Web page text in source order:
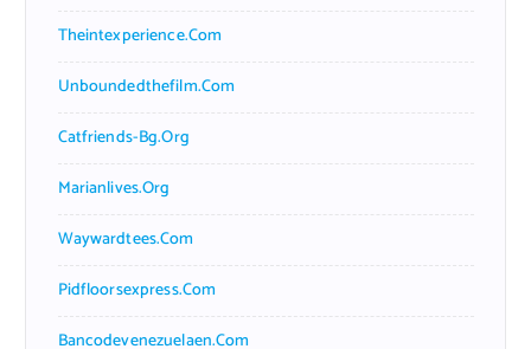
Theintexperience.com
Unboundedthefilm.com
Catfriends-Bg.org
Marianlives.org
Waywardtees.com
Pidfloorsexpress.com
Bancodevenezuelaen.com